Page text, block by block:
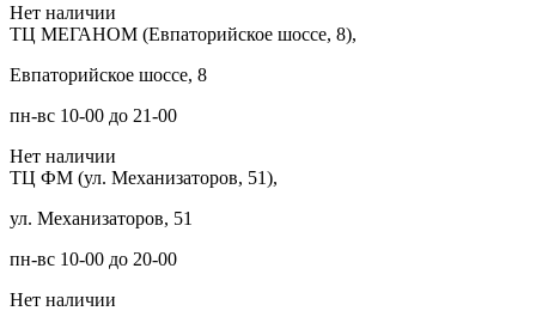
Нет наличии
ТЦ МЕГАНОМ (Евпаторийское шоссе, 8),
Евпаторийское шоссе, 8
пн-вс 10-00 до 21-00
Нет наличии
ТЦ ФМ (ул. Механизаторов, 51),
ул. Механизаторов, 51
пн-вс 10-00 до 20-00
Нет наличии